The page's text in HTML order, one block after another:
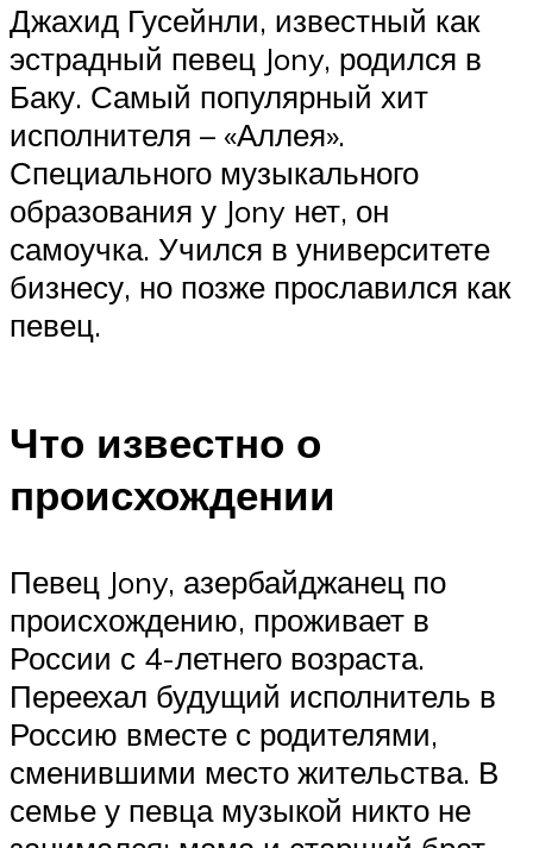
Джахид Гусейнли, известный как
эстрадный певец Jony, родился в
Баку. Самый популярный хит
исполнителя – «Аллея».
Специального музыкального
образования у Jony нет, он
самоучка. Учился в университете
бизнесу, но позже прославился как
певец.
Что известно о
происхождении
Певец Jony, азербайджанец по
происхождению, проживает в
России с 4-летнего возраста.
Переехал будущий исполнитель в
Россию вместе с родителями,
сменившими место жительства. В
семье у певца музыкой никто не